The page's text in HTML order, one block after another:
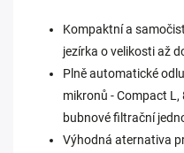
Kompaktní a
jezírka o velikosti až
Plně automatické
mikronů - Compact
bubnové filtrační
Výhodná aternativa